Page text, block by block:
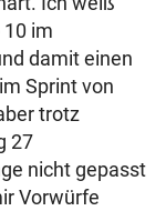
im
damit einen
Sprint von
trotz
27
nicht gepasst
Vorwürfe